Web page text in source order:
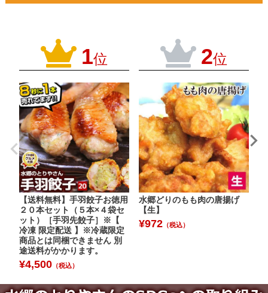
1位
【送料無料】手羽餃子お徳用
２０本セット（５本×４袋セ
ット）［手羽先餃子］※【
冷凍 限定配送 】※冷蔵限定
商品とは同梱できません 別
途送料がかかります。
¥4,500 （税込）
2位
水郷どりのもも肉の唐揚げ
【生】
¥972 （税込）